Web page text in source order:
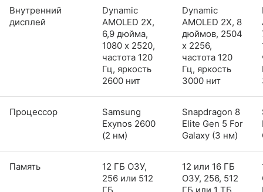
Внутренний
дисплей
Dynamic
AMOLED 2X,
6,9 дюйма,
1080 x 2520,
частота 120
Гц, яркость
2600 нит
Dynamic
AMOLED 2X, 8
дюймов, 2504
x 2256,
частота 120
Гц, яркость
3000 нит
Процессор
Samsung
Exynos 2600
(2 нм)
Snapdragon 8
Elite Gen 5 For
Galaxy (3 нм)
Память
12 ГБ ОЗУ,
256 или 512
12 или 16 ГБ
ОЗУ, 256, 512